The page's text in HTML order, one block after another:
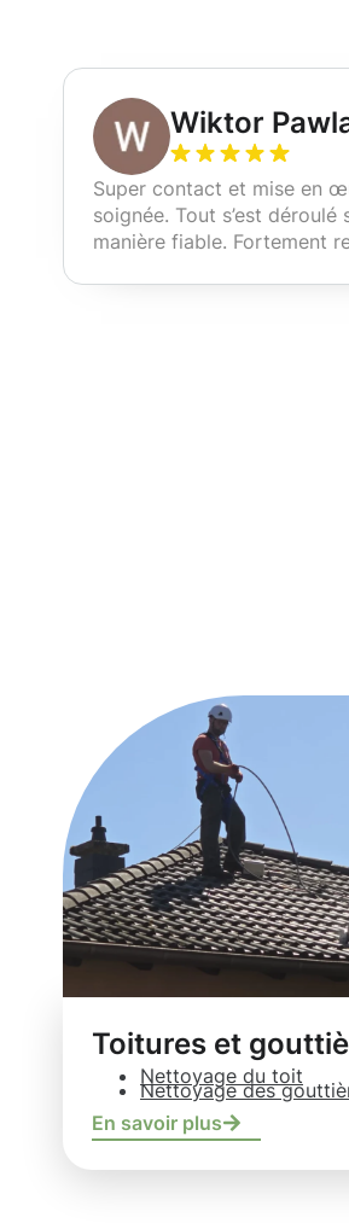
Wiktor
Super contact et mise en
soignée. Tout s’est
manière fiable. Fortement
Toitures et
Nettoyage du toit
Nettoyage des
En savoir plus